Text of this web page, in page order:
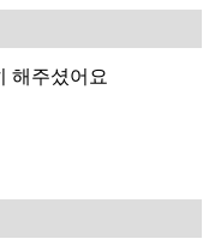
해주셨어요